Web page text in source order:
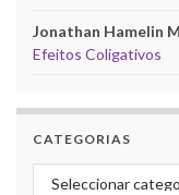
Jonathan Hamelin
Efeitos Coligativos
CATEGORIAS
Categorias